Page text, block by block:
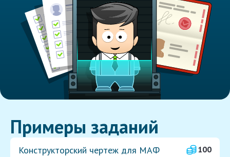
Примеры заданий
Конструкторский чертеж для МАФ
100